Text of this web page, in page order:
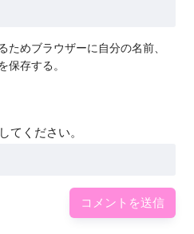
ためブラウザーに自分の名前、
保存する。
てください。